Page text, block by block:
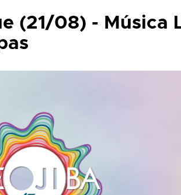
(21/08) - Música